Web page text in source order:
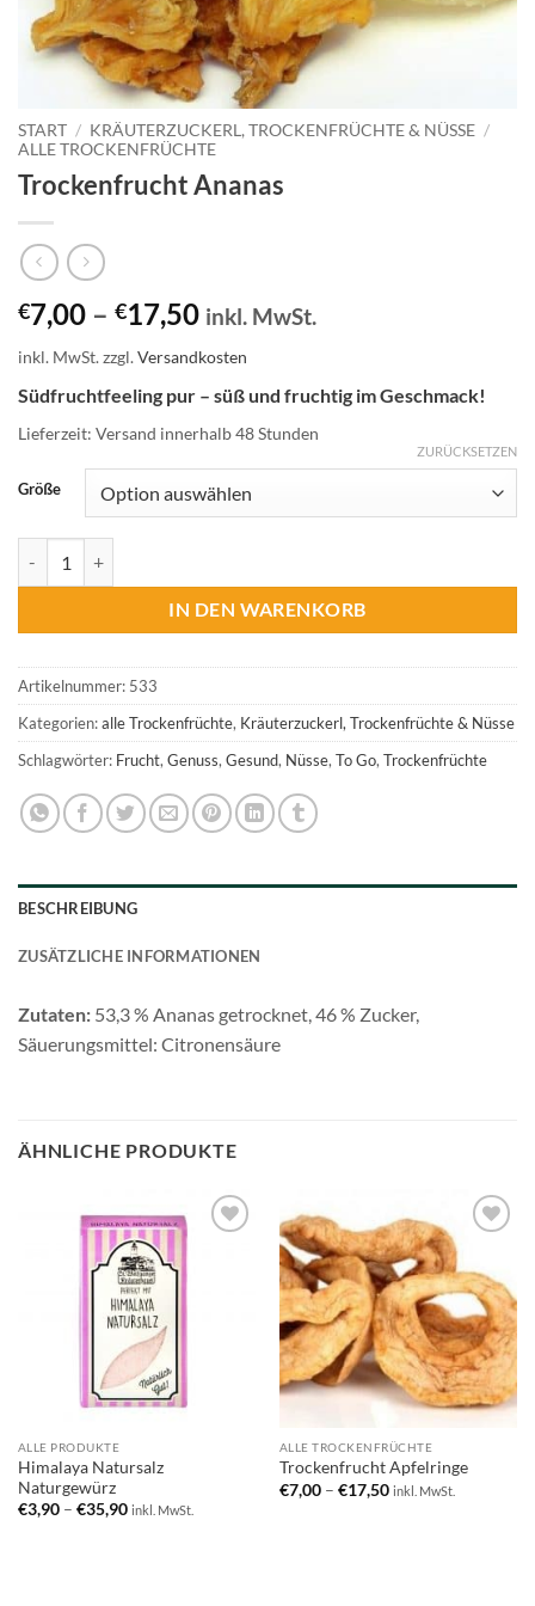
START / KRÄUTERZUCKERL, TROCKENFRÜCHTE & NÜSSE /
ALLE TROCKENFRÜCHTE
Trockenfrucht Ananas
€7,00 – €17,50 inkl. MwSt.
inkl. MwSt.zzgl.Versandkosten
Südfruchtfeeling pur – süß und fruchtig im Geschmack!
Lieferzeit: Versand innerhalb 48 Stunden
Größe
ZURÜCKSETZEN
IN DEN WARENKORB
Artikelnummer: 533
Kategorien:alle Trockenfrüchte, Kräuterzuckerl, Trockenfrüchte & Nüsse
Schlagwörter: Frucht, Genuss, Gesund, Nüsse, To Go, Trockenfrüchte
BESCHREIBUNG
ZUSÄTZLICHE INFORMATIONEN
Zutaten: 53,3 % Ananas getrocknet, 46 % Zucker,
Säuerungsmittel: Citronensäure
ÄHNLICHE PRODUKTE
ALLE PRODUKTE
Himalaya Natursalz
Naturgewürz
€3,90– €35,90 inkl. MwSt.
ALLE TROCKENFRÜCHTE
Trockenfrucht Apfelringe
€7,00– €17,50 inkl. MwSt.